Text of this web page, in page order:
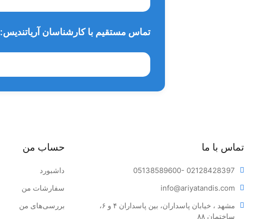
تماس مستقیم با کارشناسان آریاتندیس:
تماس با ما
05138589600- 02128428397
info@ariyatandis.com
ساختمان ۸۸
حساب من
داشبورد
سفارشات من
بررسی‌های من